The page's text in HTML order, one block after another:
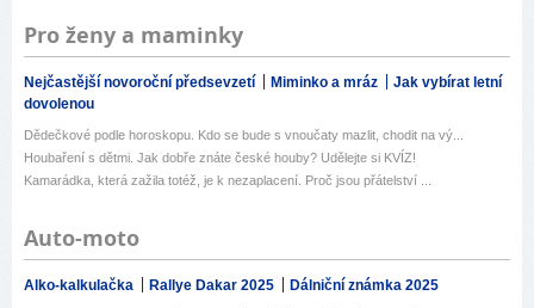
Pro ženy a maminky
Nejčastější novoroční předsevzetí Miminko a mráz
Jak vybírat letní
dovolenou
Dědečkové podle horoskopu. Kdo se bude s vnoučaty mazlit, chodit na vý...
Houbaření s dětmi. Jak dobře znáte české houby? Udělejte si KVÍZ!
Kamarádka, která zažila totéž, je k nezaplacení. Proč jsou přátelství ...
Auto-moto
Alko-kalkulačka Rallye Dakar 2025 Dálniční známka 2025